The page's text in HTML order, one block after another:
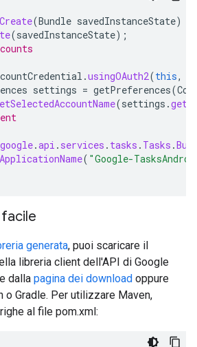
(Bundle savedInstanceState)
(savedInstanceState);
.usingOAuth2(this,
settings = getPreferences(
(settings .
google.api . services . tasks . Tasks .
( "Google-
generata, puoi scaricare il
libreria client dell'API di Google
dalla pagina dei download oppure
o Gradle. Per utilizzare Maven,
al file pom.xml: